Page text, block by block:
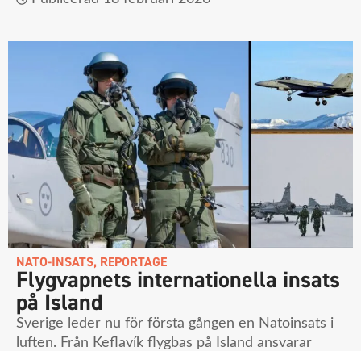
NATO-INSATS, REPORTAGE
Flygvapnets internationella insats
på Island
Sverige leder nu för första gången en Natoinsats i
luften. Från Keflavík flygbas på Island ansvarar